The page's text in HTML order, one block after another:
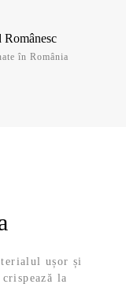
Românesc
în România
ușor și
la